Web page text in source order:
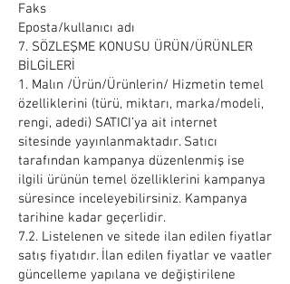
Faks
Eposta/kullanıcı adı
7. SÖZLEŞME KONUSU ÜRÜN/ÜRÜNLER
BİLGİLERİ
1. Malın /Ürün/Ürünlerin/ Hizmetin temel
özelliklerini (türü, miktarı, marka/modeli,
rengi, adedi) SATICI’ya ait internet
sitesinde yayınlanmaktadır. Satıcı
tarafından kampanya düzenlenmiş ise
ilgili ürünün temel özelliklerini kampanya
süresince inceleyebilirsiniz. Kampanya
tarihine kadar geçerlidir.
7.2. Listelenen ve sitede ilan edilen fiyatlar
satış fiyatıdır. İlan edilen fiyatlar ve vaatler
güncelleme yapılana ve değiştirilene